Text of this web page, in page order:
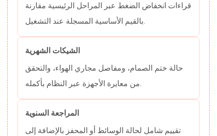
قراءات انخفاض الضغط عبر المراحل الرئيسية مقارنة
بالقيم الأساسية المسجلة عند التشغيل.
الشيكات الشهرية
حالة ختم الصمام، ومفاصل مجاري الهواء، والتحقق
من معايرة الأجهزة عبر النظام بأكمله.
المراجعة السنوية
تقييم شامل لحالة الوسائط أو المحفز بالإضافة إلى